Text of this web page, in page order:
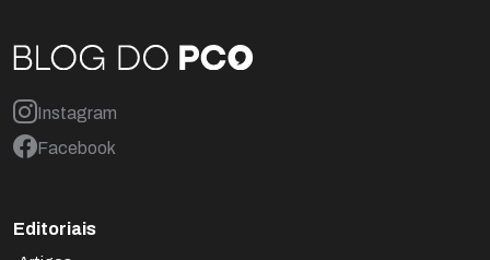
Instagram
Facebook
Editoriais